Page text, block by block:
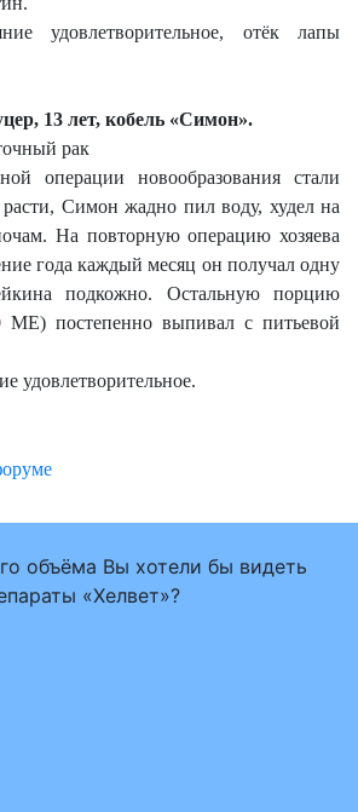
удовлетворительное, отёк лапы
13 лет, кобель «Симон».
рак
операции новообразования стали
Симон жадно пил воду, худел на
На повторную операцию хозяева
года каждый месяц он получал одну
подкожно. Остальную порцию
МЕ) постепенно выпивал с питьевой
удовлетворительное.
объёма Вы хотели бы видеть
«Хелвет»?